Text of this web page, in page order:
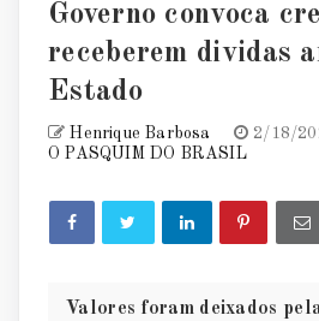
Governo convoca
receberem dividas
Estado
Henrique Barbosa
2/18/
O PASQUIM DO BRASIL
Valores foram deixados